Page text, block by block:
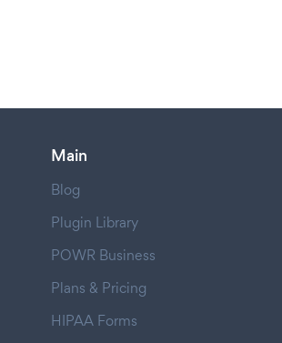
Main
Blog
Plugin Library
POWR Business
Plans & Pricing
HIPAA Forms